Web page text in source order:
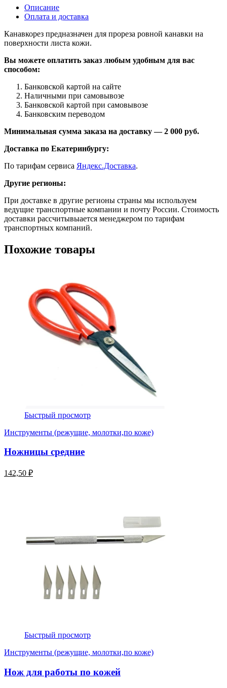
Описание
Оплата и доставка
Канавкорез предназначен для прореза ровной канавки на
поверхности листа кожи.
Вы можете оплатить заказ любым удобным для вас
способом:
Банковской картой на сайте
Наличными при самовывозе
Банковской картой при самовывозе
Банковским переводом
Минимальная сумма заказа на доставку — 2 000 руб.
Доставка по Екатеринбургу:
По тарифам сервиса Яндекс.Доставка.
Другие регионы:
При доставке в другие регионы страны мы используем
ведущие транспортные компании и почту России. Стоимость
доставки рассчитывыается менеджером по тарифам
транспортных компаний.
Похожие товары
Быстрый просмотр
Инструменты (режущие, молотки,по коже)
Ножницы средние
142,50 ₽
Быстрый просмотр
Инструменты (режущие, молотки,по коже)
Нож для работы по кожей